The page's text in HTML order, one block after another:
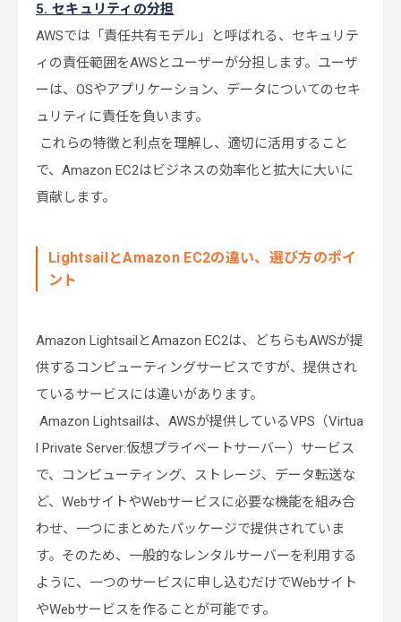
5. セキュリティの分担
AWSでは「責任共有モデル」と呼ばれる、セキュリテ
ィの責任範囲をAWSとユーザーが分担します。ユーザ
ーは、OSやアプリケーション、データについてのセキ
ュリティに責任を負います。
これらの特徴と利点を理解し、適切に活用すること
で、Amazon EC2はビジネスの効率化と拡大に大いに
貢献します。
LightsailとAmazon EC2の違い、選び方のポイ
ント
Amazon LightsailとAmazon EC2は、どちらもAWSが提
供するコンピューティングサービスですが、提供され
ているサービスには違いがあります。
Amazon Lightsailは、AWSが提供しているVPS（Virtua
l Private Server:仮想プライベートサーバー）サービス
で、コンピューティング、ストレージ、データ転送な
ど、WebサイトやWebサービスに必要な機能を組み合
わせ、一つにまとめたパッケージで提供されていま
す。そのため、一般的なレンタルサーバーを利用する
ように、一つのサービスに申し込むだけでWebサイト
やWebサービスを作ることが可能です。